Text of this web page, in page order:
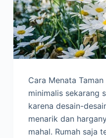
Cara Menata
minimalis sekarang
karena desain-
menarik dan
mahal. Rumah saja